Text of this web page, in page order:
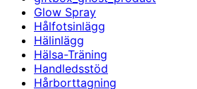
Glow Spray
Hålfotsinlägg
Hälinlägg
Hälsa-Träning
Handledsstöd
Hårborttagning